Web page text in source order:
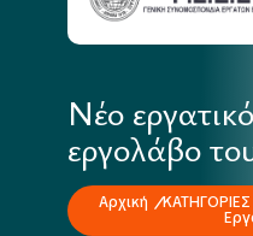
Νέο
εργολάβο
Αρχική